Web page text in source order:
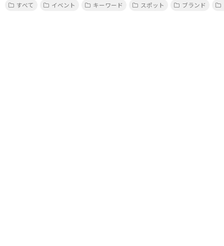
すべて
イベント キーワード スポット ブランド